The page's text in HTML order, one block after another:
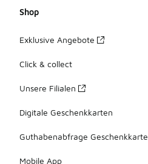
Shop
Exklusive Angebote
Click & collect
Unsere Filialen
Digitale Geschenkkarten
Guthabenabfrage Geschenkkarte
Mobile App